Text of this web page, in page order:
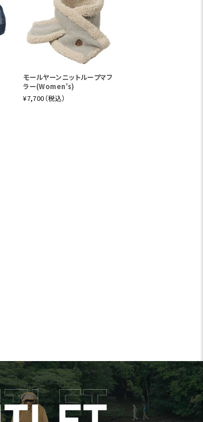
モールヤーンニットループマフ
ラー(Women's)
¥7,700（税込）